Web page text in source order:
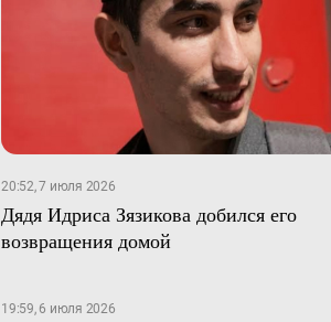
20:52, 7 июля 2026
Дядя Идриса Зязикова добился его
возвращения домой
19:59, 6 июля 2026